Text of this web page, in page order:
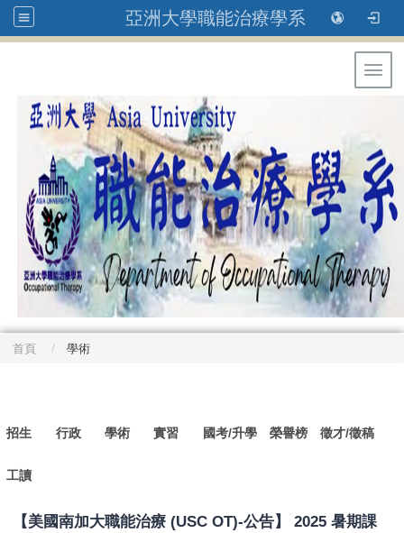
亞洲大學職能治療學系
首頁 學術
招生 行政 學術 實習 國考/升學 榮譽榜 徵才/徵稿
工讀
【美國南加大職能治療 (USC OT)-公告】 2025 暑期課